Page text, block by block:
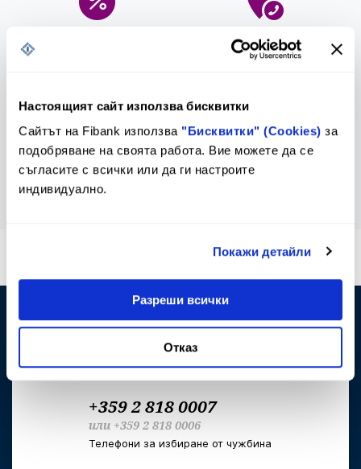
Настоящият сайт използва бисквитки
Сайтът на Fibank използва "Бисквитки" (Cookies) за
подобряване на своята работа. Вие можете да се
съгласите с всички или да ги настроите
индивидуално.
Покажи детайли
Разреши всички
Отказ
Контакти и клонова мрежа
За еврото
Кратък номер за достъп от стационарни и
мобилни телефони
0800 11 011
Достъпен и безплатен само за абонати на
фиксирани услуги на VIVACOM
+359 2 818 0007
или +359 2 818 0006
Телефони за избиране от чужбина